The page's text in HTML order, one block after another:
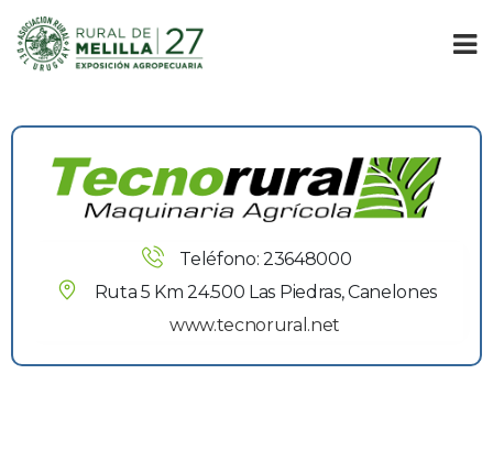
Teléfono: 23648000
Ruta 5 Km 24.500 Las Piedras, Canelone
www.tecnorural.net